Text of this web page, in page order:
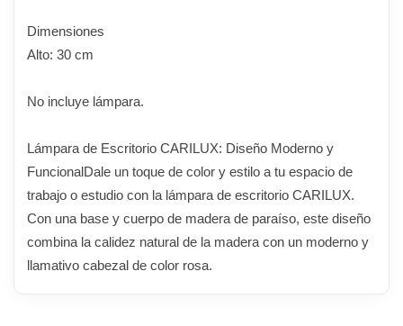
Dimensiones
Alto: 30 cm
No incluye lámpara.
Lámpara de Escritorio CARILUX: Diseño Moderno y
FuncionalDale un toque de color y estilo a tu espacio de
trabajo o estudio con la lámpara de escritorio CARILUX.
Con una base y cuerpo de madera de paraíso, este diseño
combina la calidez natural de la madera con un moderno y
llamativo cabezal de color rosa.